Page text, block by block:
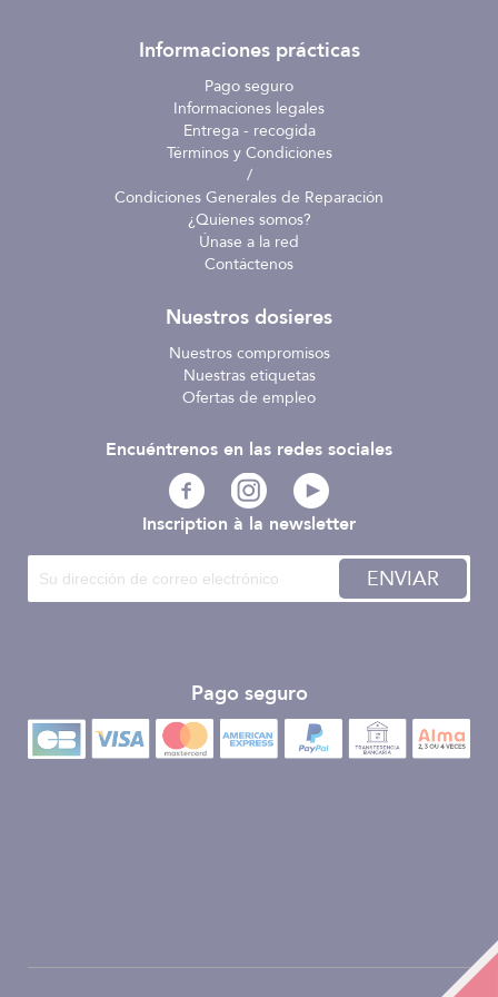
Informaciones prácticas
Pago seguro
Informaciones legales
Entrega - recogida
Términos y Condiciones
/
Condiciones Generales de Reparación
¿Quienes somos?
Únase a la red
Contáctenos
Nuestros dosieres
Nuestros compromisos
Nuestras etiquetas
Ofertas de empleo
Inscription à la newsletter
ENVIAR
Pago seguro
Encuéntrenos en las redes sociales